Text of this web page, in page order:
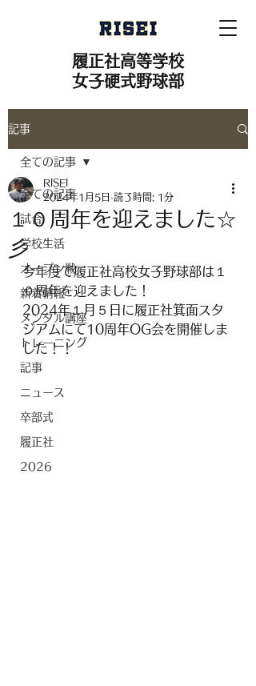
履正社高等学校
女子硬式野球部
記事
全ての記事
試合
学校生活
オープン戦
新着情報
メンタル講座
トレーニング
記事
ニュース
卒部式
履正社
2026
全ての記事
１０周年を迎えました☆
彡
RISEI
2024年1月5日 読了時間: 1分
今年度で履正社高校女子野球部は１
０周年を迎えました！
2024年１月５日に履正社箕面スタ
ジアムにて10周年OG会を開催しま
した！！